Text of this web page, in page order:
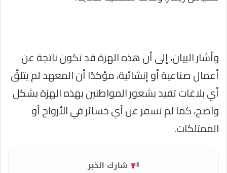
وأشار البيان، إلى أن هذه الهزة قد تكون ناتجة عن
أعمال صناعية أو إنشائية، مؤكدًا أن المعهد لم يتلقَّ
أي بلاغات تفيد بشعور المواطنين بهذه الهزة بشكل
واضح، كما لم تسفر عن أي خسائر في الأرواح أو
الممتلكات.
شارك الخبر